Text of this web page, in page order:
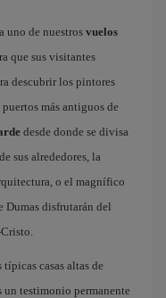
uno de nuestros vuelos
que sus visitantes
descubrir los pintores
más antiguos de
desde donde se divisa
sus alrededores, la
o el magnífico
Dumas disfrutarán del
típicas casas altas de
un testimonio permanente